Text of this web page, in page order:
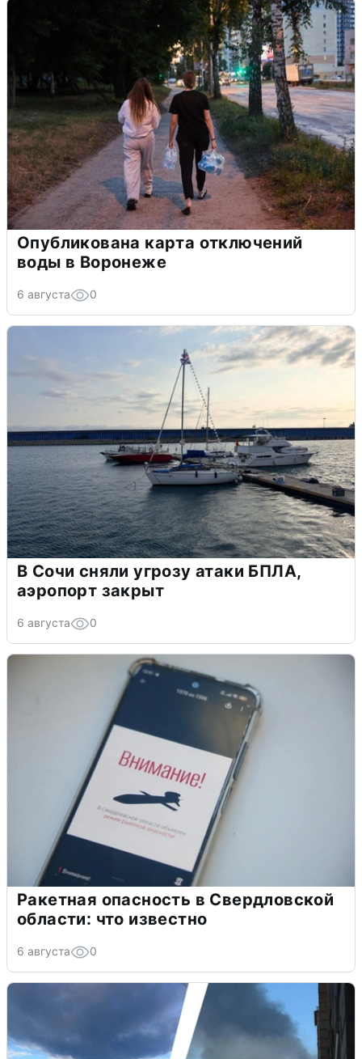
Опубликована карта отключений
воды в Воронеже
6 августа 0
В Сочи сняли угрозу атаки БПЛА,
аэропорт закрыт
6 августа 0
Ракетная опасность в Свердловской
области: что известно
6 августа 0